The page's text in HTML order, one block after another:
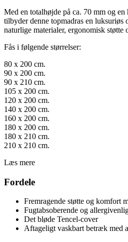
Med en totalhøjde på ca. 70 mm og en
tilbyder denne topmadras en luksuriøs
naturlige materialer, ergonomisk støtte
Fås i følgende størrelser:
80 x 200 cm.
90 x 200 cm.
90 x 210 cm.
105 x 200 cm.
120 x 200 cm.
140 x 200 cm.
160 x 200 cm.
180 x 200 cm.
180 x 210 cm.
210 x 210 cm.
Læs mere
Fordele
Fremragende støtte og komfort
Fugtabsoberende og
Det bløde Tencel-cover
Aftageligt vaskbart betræk med